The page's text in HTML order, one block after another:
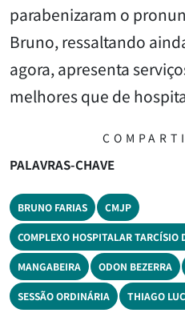
parabenizaram o
Bruno, ressaltando
agora, apresenta
melhores que de
PALAVRAS-CHAVE
BRUNO FARIAS CMJP
COMPLEXO HOSPITALAR TARCÍSIO
MANGABEIRA ODON BEZERRA
SESSÃO ORDINÁRIA THIAGO